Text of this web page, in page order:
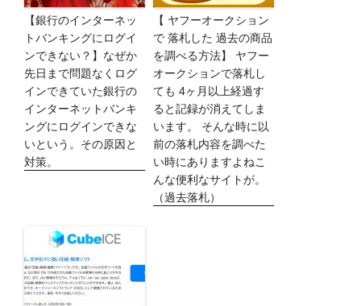
【銀行のインターネッ
トバンキングにログイ
ンできない？】なぜか
先日まで問題なくログ
インできていた銀行の
インターネットバンキ
ングにログインできな
いという。その原因と
対策。
【 ヤフーオークション
で 落札した 過去の商品
を調べる方法】 ヤフー
オークションで落札し
ても 4ヶ月以上経過す
ると記録が消えてしま
います。 そんな時に以
前の落札内容を調べた
い時にありますよねこ
んな便利なサイトが。
（過去落札）